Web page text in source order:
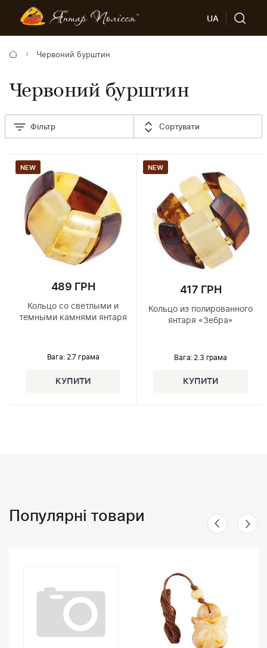
UA
Червоний бурштин
Червоний бурштин
Фільтр Сортувати
NEW
489 ГРН
Кольцо со светлыми и
темными камнями янтаря
Вага: 2.7 грама
NEW
417 ГРН
Кольцо из полированного
янтаря «Зебра»
Вага: 2.3 грама
Популярні товари